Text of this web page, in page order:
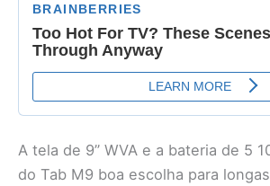
A tela de 9” WVA e a bateria de 5
do Tab M9 boa escolha para